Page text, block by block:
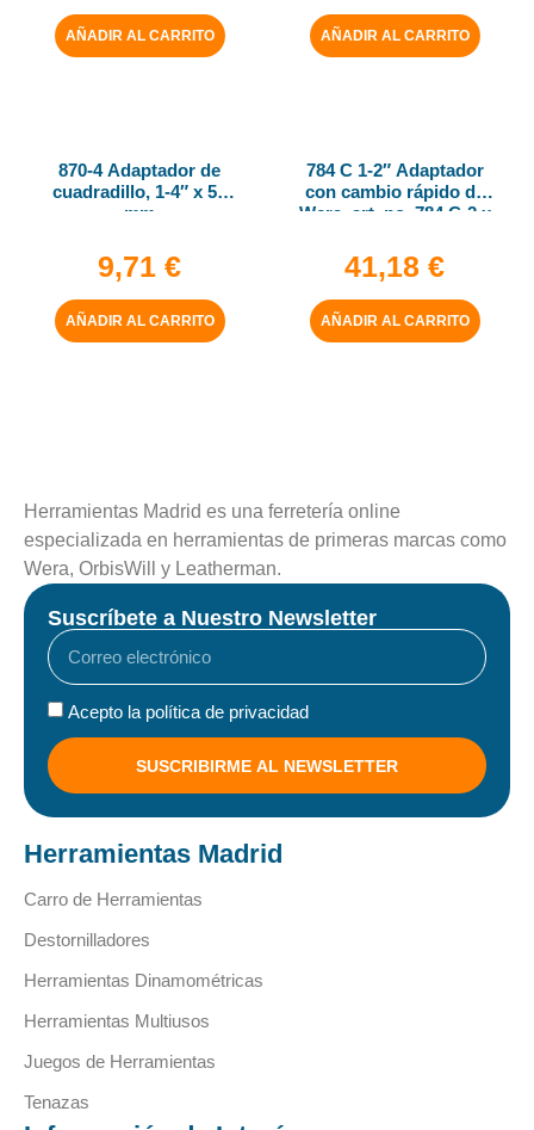
AÑADIR AL CARRITO AÑADIR AL CARRITO
870-4 Adaptador de
cuadradillo, 1-4″ x 50
mm
9,71 €
AÑADIR AL CARRITO
784 C 1-2″ Adaptador
con cambio rápido de
Wera, art. no. 784 C-2 x
41,18 €
AÑADIR AL CARRITO
Herramientas Madrid es una ferretería online
especializada en herramientas de primeras marcas como
Wera, OrbisWill y Leatherman.
Suscríbete a Nuestro Newsletter
Acepto la política de privacidad
SUSCRIBIRME AL NEWSLETTER
Herramientas Madrid
Carro de Herramientas
Destornilladores
Herramientas Dinamométricas
Herramientas Multiusos
Juegos de Herramientas
Tenazas